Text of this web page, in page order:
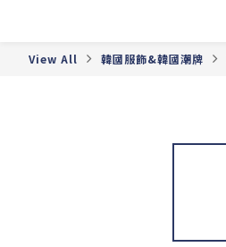
View All 韓國服飾&韓國潮牌